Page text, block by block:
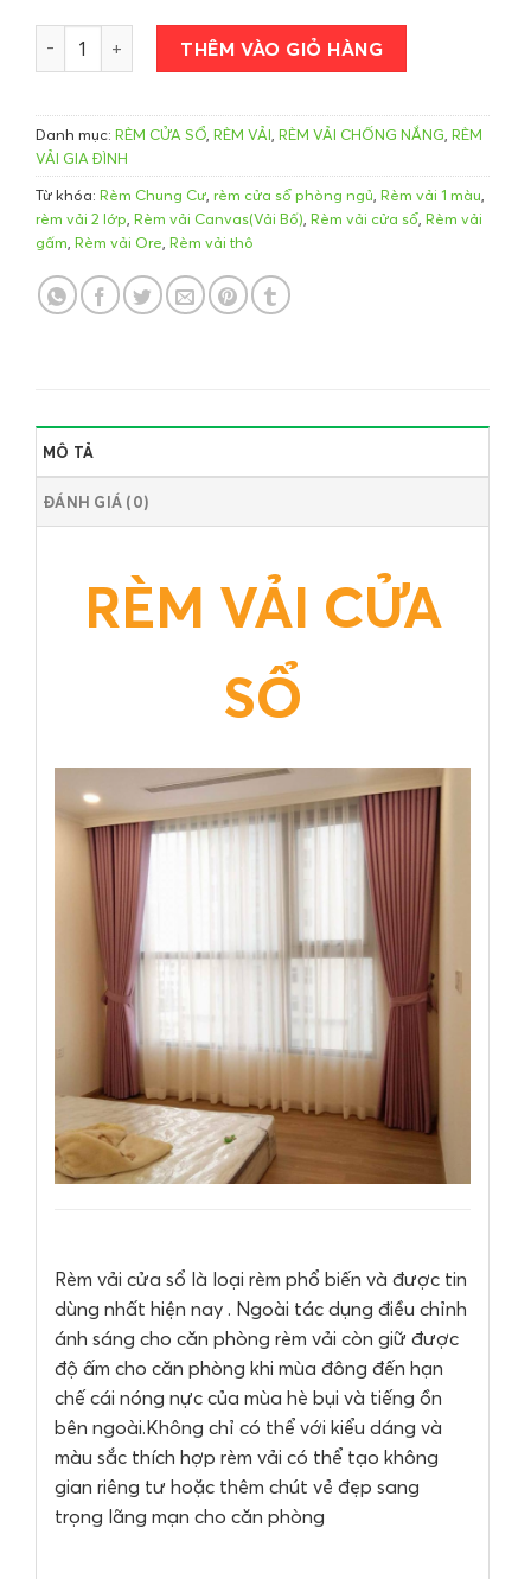
Rèm vải cửa sổ 01 số lượngTHÊM VÀO GIỎ HÀNG
Danh mục: RÈM CỬA SỔ, RÈM VẢI, RÈM VẢI CHỐNG NẮNG, RÈM
VẢI GIA ĐÌNH
Từ khóa: Rèm Chung Cư, rèm cửa sổ phòng ngủ, Rèm vải 1 màu,
rèm vải 2 lớp, Rèm vải Canvas(Vải Bố), Rèm vải cửa sổ, Rèm vải
gấm, Rèm vải Ore, Rèm vải thô
MÔ TẢ
ĐÁNH GIÁ (0)
RÈM VẢI CỬA
SỔ
Rèm vải cửa sổ là loại rèm phổ biến và được tin
dùng nhất hiện nay . Ngoài tác dụng điều chỉnh
ánh sáng cho căn phòng rèm vải còn giữ được
độ ấm cho căn phòng khi mùa đông đến hạn
chế cái nóng nực của mùa hè bụi và tiếng ồn
bên ngoài.Không chỉ có thể với kiểu dáng và
màu sắc thích hợp rèm vải có thể tạo không
gian riêng tư hoặc thêm chút vẻ đẹp sang
trọng lãng mạn cho căn phòng